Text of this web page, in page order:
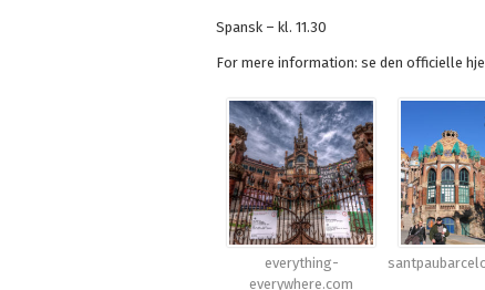
Spansk – kl. 11.30
For mere information: se den officielle
everything-
everywhere.com